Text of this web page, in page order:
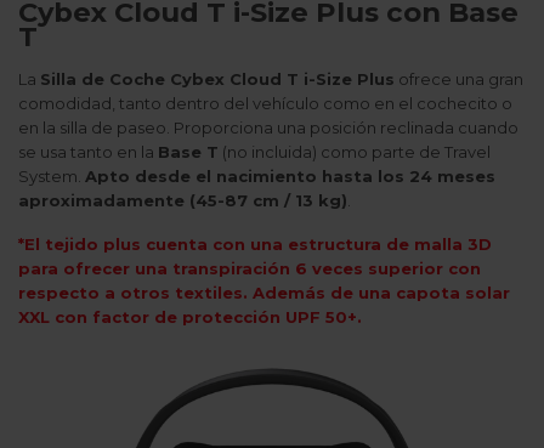
Cybex Cloud T i-Size Plus con Base
T
La Silla de Coche Cybex Cloud T i-Size Plus ofrece una gran
comodidad, tanto dentro del vehículo como en el cochecito o
en la silla de paseo. Proporciona una posición reclinada cuando
se usa tanto en la Base T (no incluida) como parte de Travel
System. Apto desde el nacimiento hasta los 24 meses
aproximadamente (45-87 cm / 13 kg)
*El tejido plus cuenta con una estructura de malla 3D
para ofrecer una transpiración 6 veces superior con
respecto a otros textiles. Además de una capota solar
XXL con factor de protección UPF 50+.